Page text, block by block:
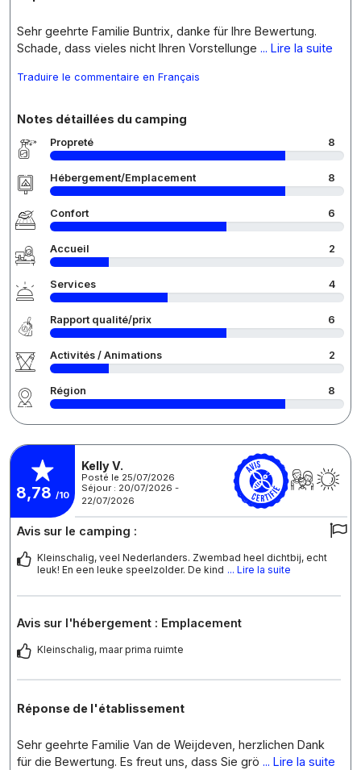
Sehr geehrte Familie Buntrix, danke für Ihre Bewertung.
Schade, dass vieles nicht Ihren Vorstellunge ... Lire la suite
Traduire le commentaire en Français
Notes détaillées du camping
Propreté 8
Hébergement/Emplacement 8
Confort 6
Accueil 2
Services 4
Rapport qualité/prix 6
Activités / Animations 2
Région 8
8,78 /10
Kelly V.
Posté le 25/07/2026
Séjour : 20/07/2026 -
22/07/2026
Avis sur le camping :
Kleinschalig, veel Nederlanders. Zwembad heel dichtbij, echt
leuk! En een leuke speelzolder. De kind ... Lire la suite
Avis sur l'hébergement : Emplacement
Kleinschalig, maar prima ruimte
Réponse de l'établissement
Sehr geehrte Familie Van de Weijdeven, herzlichen Dank
für die Bewertung. Es freut uns, dass Sie grö ... Lire la suite